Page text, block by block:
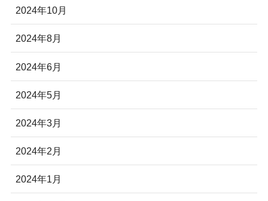
2024年10月
2024年8月
2024年6月
2024年5月
2024年3月
2024年2月
2024年1月